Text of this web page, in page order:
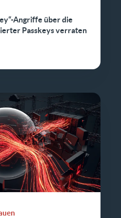
Angriffe über die
Passkeys verraten